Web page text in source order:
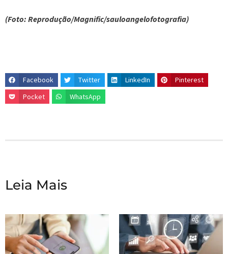
(Foto: Reprodução/Magnific/sauloangelofotografia)
Facebook Twitter LinkedIn
Pinterest
Pocket
WhatsApp
Leia Mais